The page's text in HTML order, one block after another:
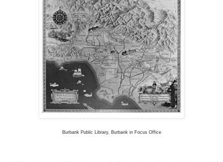
Burbank Public Library, Burbank in Focus Office